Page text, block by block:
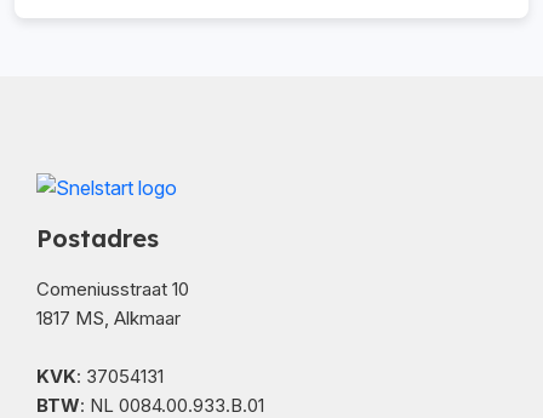
Postadres
Comeniusstraat 10
1817 MS, Alkmaar
KVK: 37054131
BTW: NL 0084.00.933.B.01